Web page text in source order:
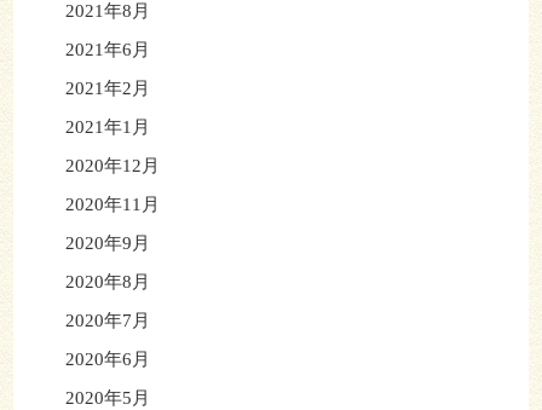
2021年8月
2021年6月
2021年2月
2021年1月
2020年12月
2020年11月
2020年9月
2020年8月
2020年7月
2020年6月
2020年5月